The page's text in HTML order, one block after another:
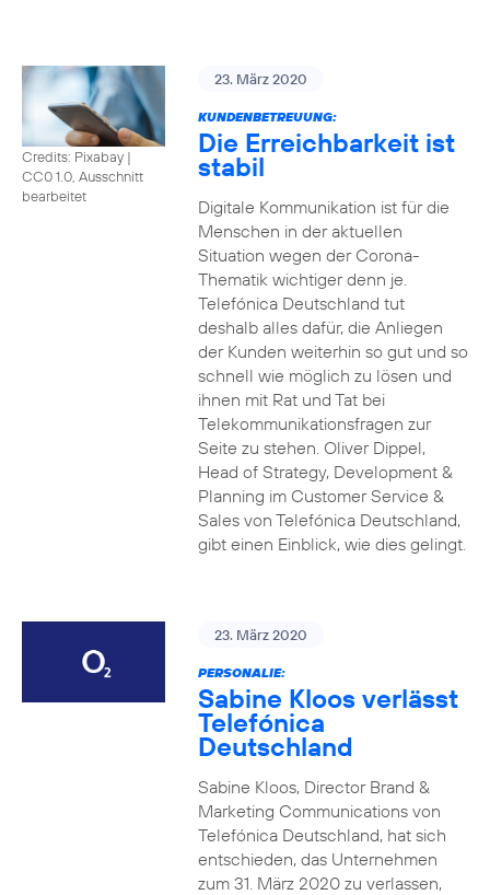
Credits: Pixabay |
CC0 1.0, Ausschnitt
bearbeitet
23. März 2020
KUNDENBETREUUNG:
Die Erreichbarkeit ist
stabil
Digitale Kommunikation ist für die
Menschen in der aktuellen
Situation wegen der Corona-
Thematik wichtiger denn je.
Telefónica Deutschland tut
deshalb alles dafür, die Anliegen
der Kunden weiterhin so gut und so
schnell wie möglich zu lösen und
ihnen mit Rat und Tat bei
Telekommunikationsfragen zur
Seite zu stehen. Oliver Dippel,
Head of Strategy, Development &
Planning im Customer Service &
Sales von Telefónica Deutschland,
gibt einen Einblick, wie dies gelingt.
23. März 2020
PERSONALIE:
Sabine Kloos verlässt
Telefónica
Deutschland
Sabine Kloos, Director Brand &
Marketing Communications von
Telefónica Deutschland, hat sich
entschieden, das Unternehmen
zum 31. März 2020 zu verlassen,